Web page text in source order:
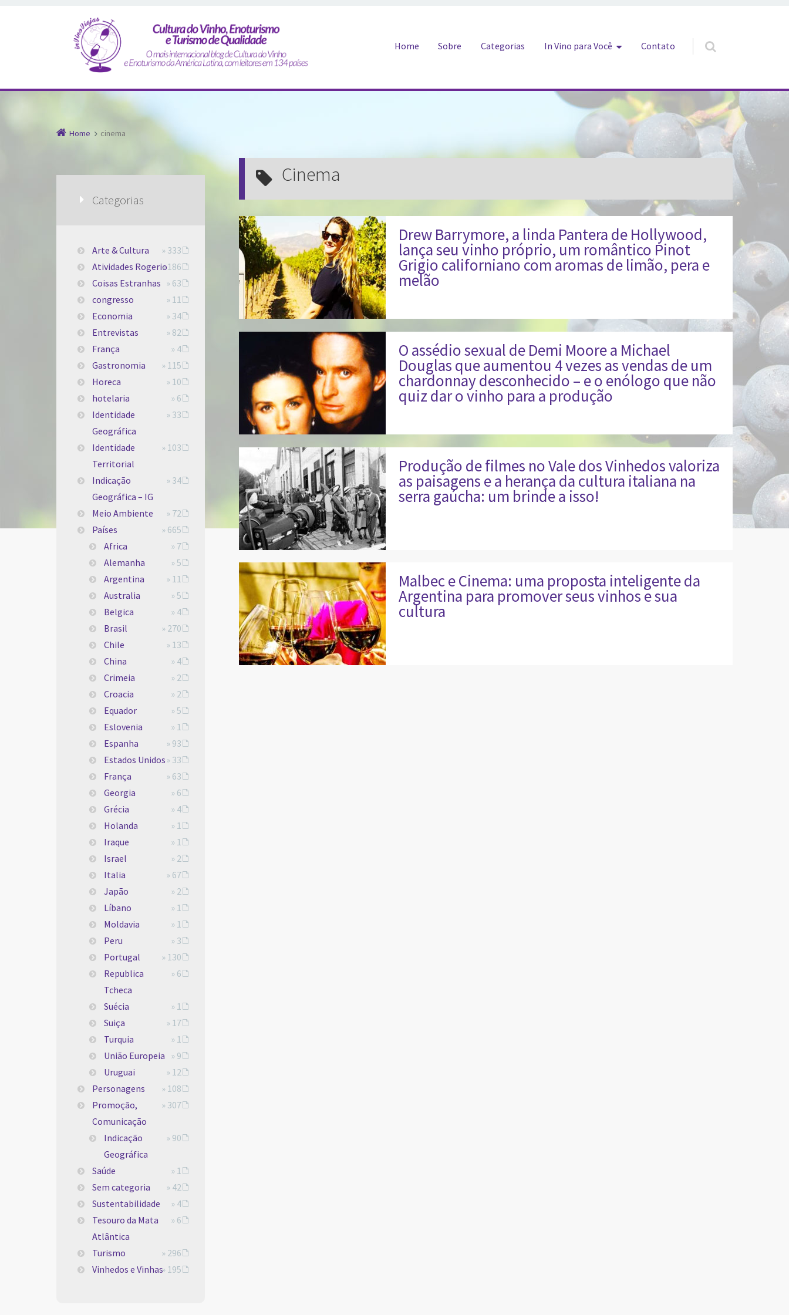
Home Sobre Categorias In Vino para Você Contato
Home cinema
cinema
Drew Barrymore, a linda Pantera de Hollywood,
lança seu vinho próprio, um romântico Pinot
Grigio californiano com aromas de limão, pera e
melão
O assédio sexual de Demi Moore a Michael
Douglas que aumentou 4 vezes as vendas de um
chardonnay desconhecido – e o enólogo que não
quiz dar o vinho para a produção
Produção de filmes no Vale dos Vinhedos valoriza
as paisagens e a herança da cultura italiana na
serra gaúcha: um brinde a isso!
Malbec e Cinema: uma proposta inteligente da
Argentina para promover seus vinhos e sua
cultura
Categorias
Arte & Cultura
» 333
Atividades Rogerio» 186
Coisas Estranhas » 63
congresso
» 11
Economia
» 34
Entrevistas
» 82
França
» 4
Gastronomia
» 115
Horeca
» 10
hotelaria
» 6
Identidade
Geográfica
» 33
Identidade
Territorial
» 103
Indicação
Geográfica – IG
» 34
Meio Ambiente
» 72
Países
» 665
Africa
» 7
Alemanha
» 5
Argentina
» 11
Australia
» 5
Belgica
» 4
Brasil
» 270
Chile
» 13
China
» 4
Crimeia
» 2
Croacia
» 2
Equador
» 5
Eslovenia
» 1
Espanha
» 93
Estados Unidos» 33
França
» 63
Georgia
» 6
Grécia
» 4
Holanda
» 1
Iraque
» 1
Israel
» 2
Italia
» 67
Japão
» 2
Líbano
» 1
Moldavia
» 1
Peru
» 3
Portugal
» 130
Republica
Tcheca
» 6
Suécia
» 1
Suiça
» 17
Turquia
» 1
União Europeia » 9
Uruguai
» 12
Personagens
» 108
Promoção,
Comunicação
» 307
Indicação
Geográfica
» 90
Saúde
» 1
Sem categoria
» 42
Sustentabilidade
» 4
Tesouro da Mata
Atlântica
» 6
Turismo
» 296
Vinhedos e Vinhas» 195